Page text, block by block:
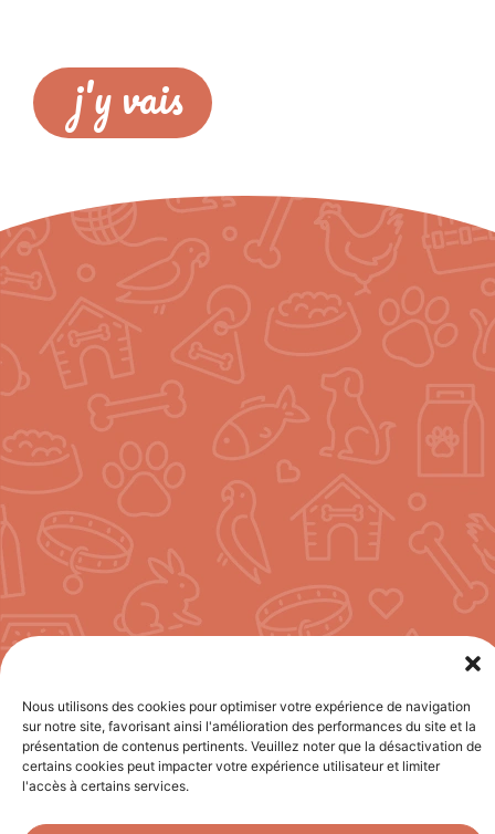
Nous utilisons des cookies pour optimiser votre expérience de navigation
sur notre site, favorisant ainsi l'amélioration des performances du site et la
présentation de contenus pertinents. Veuillez noter que la désactivation de
certains cookies peut impacter votre expérience utilisateur et limiter
l'accès à certains services.
j'y vais